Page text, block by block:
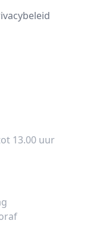
13.00 uur